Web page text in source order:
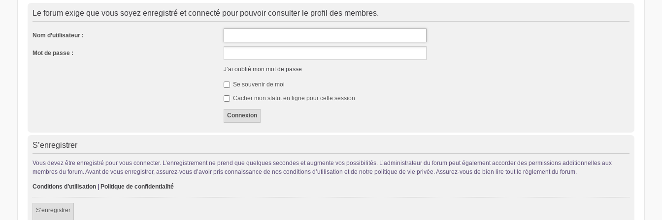
Le forum exige que vous soyez enregistré et connecté pour pouvoir consulter le profil des membres.
Nom d’utilisateur :
Mot de passe :
J’ai oublié mon mot de passe
Se souvenir de moi
Cacher mon statut en ligne pour cette session
S’enregistrer
Vous devez être enregistré pour vous connecter. L’enregistrement ne prend que quelques secondes et augmente vos possibilités. L’administrateur du forum peut également accorder des permissions additionnelles aux
membres du forum. Avant de vous enregistrer, assurez-vous d’avoir pris connaissance de nos conditions d’utilisation et de notre politique de vie privée. Assurez-vous de bien lire tout le règlement du forum.
Conditions d’utilisation| Politique de confidentialité
S’enregistrer